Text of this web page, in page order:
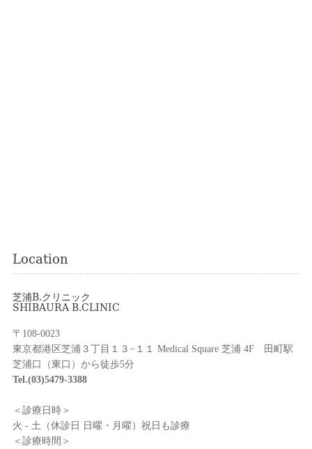
Location
芝浦B.クリニック
SHIBAURA B.CLINIC
〒108-0023
東京都港区芝浦３丁目１３−１１ Medical Square 芝浦 4F 田町駅
芝浦口（東口）から徒歩5分
Tel.(03)5479-3388
＜診療日時＞
火 - 土（休診日 日曜・月曜）祝日も診療
＜診療時間＞